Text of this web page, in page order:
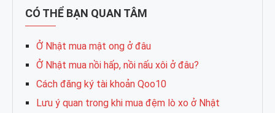
CÓ THỂ BẠN QUAN TÂM
Ở Nhật mua mật ong ở đâu
Ở Nhật mua nồi hấp, nồi nấu xôi ở đâu?
Cách đăng ký tài khoản Qoo10
Lưu ý quan trong khi mua đệm lò xo ở Nhật